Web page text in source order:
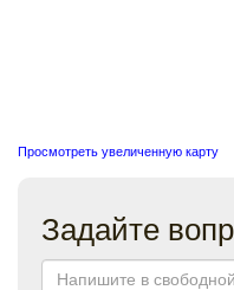
Просмотреть увеличенную карту
Задайте